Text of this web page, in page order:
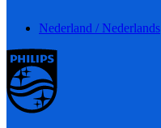
Nederland / Nederlands